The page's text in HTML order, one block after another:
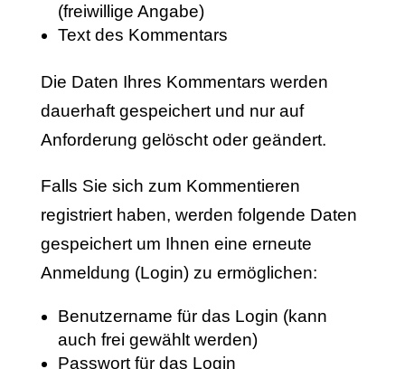
(freiwillige Angabe)
Text des Kommentars
Die Daten Ihres Kommentars werden
dauerhaft gespeichert und nur auf
Anforderung gelöscht oder geändert.
Falls Sie sich zum Kommentieren
registriert haben, werden folgende Daten
gespeichert um Ihnen eine erneute
Anmeldung (Login) zu ermöglichen:
Benutzername für das Login (kann
auch frei gewählt werden)
Passwort für das Login